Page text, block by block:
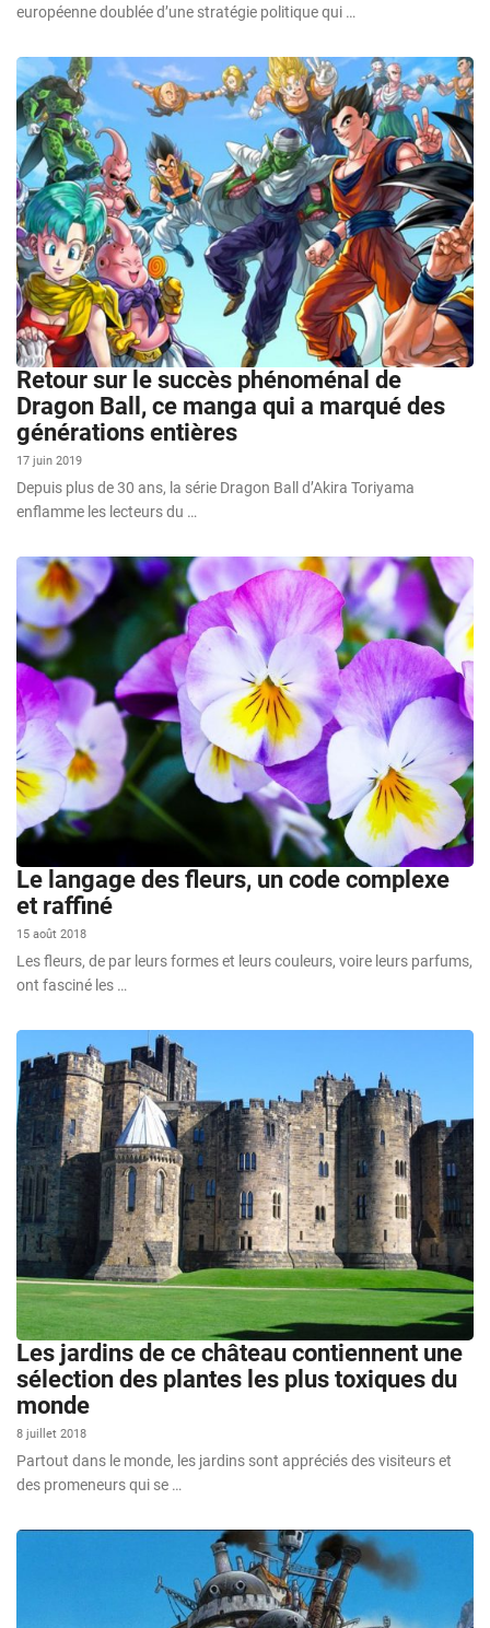
européenne doublée d’une stratégie politique qui …
Retour sur le succès phénoménal de
Dragon Ball, ce manga qui a marqué des
générations entières
17 juin 2019
Depuis plus de 30 ans, la série Dragon Ball d’Akira Toriyama
enflamme les lecteurs du …
Le langage des fleurs, un code complexe
et raffiné
15 août 2018
Les fleurs, de par leurs formes et leurs couleurs, voire leurs parfums,
ont fasciné les …
Les jardins de ce château contiennent une
sélection des plantes les plus toxiques du
monde
8 juillet 2018
Partout dans le monde, les jardins sont appréciés des visiteurs et
des promeneurs qui se …